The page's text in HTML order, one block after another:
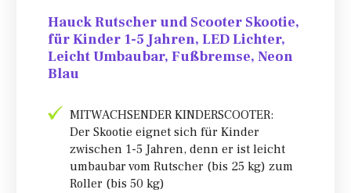
Hauck Rutscher und Scooter Skootie,
für Kinder 1-5 Jahren, LED Lichter,
Leicht Umbaubar, Fußbremse, Neon
Blau
MITWACHSENDER KINDERSCOOTER:
Der Skootie eignet sich für Kinder
zwischen 1-5 Jahren, denn er ist leicht
umbaubar vom Rutscher (bis 25 kg) zum
Roller (bis 50 kg)